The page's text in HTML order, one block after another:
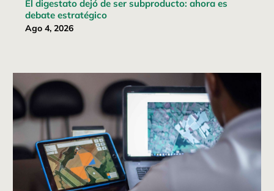
El digestato dejó de ser subproducto: ahora es
debate estratégico
Ago 4, 2026